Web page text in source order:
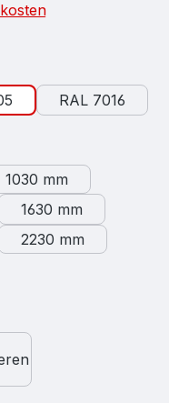
RAL 7016
1030 mm
1630 mm
2230 mm